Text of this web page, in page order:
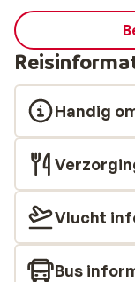
Handig
Vlucht
Bus